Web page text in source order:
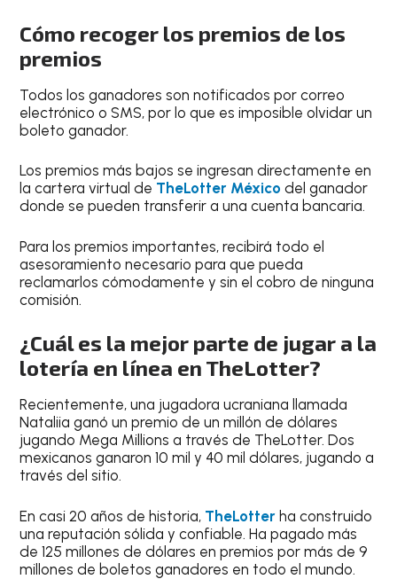
Cómo recoger los premios de los
premios
Todos los ganadores son notificados por correo
electrónico o SMS, por lo que es imposible olvidar un
boleto ganador.
Los premios más bajos se ingresan directamente en
la cartera virtual de TheLotter México del ganador
donde se pueden transferir a una cuenta bancaria.
Para los premios importantes, recibirá todo el
asesoramiento necesario para que pueda
reclamarlos cómodamente y sin el cobro de ninguna
comisión.
¿Cuál es la mejor parte de jugar a la
lotería en línea en TheLotter?
Recientemente, una jugadora ucraniana llamada
Nataliia ganó un premio de un millón de dólares
jugando Mega Millions a través de TheLotter. Dos
mexicanos ganaron 10 mil y 40 mil dólares, jugando a
través del sitio.
En casi 20 años de historia, TheLotter ha construido
una reputación sólida y confiable. Ha pagado más
de 125 millones de dólares en premios por más de 9
millones de boletos ganadores en todo el mundo.